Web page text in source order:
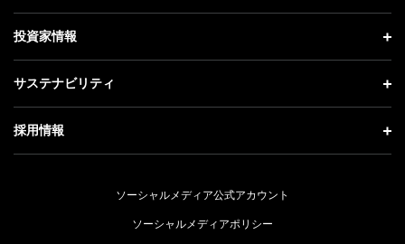
更新情報
記者説明会
社長メッセージ
事業紹介
ガバナンス
理念・ビジョン・戦略 トップ
成長戦略「Activate AI for Society」
人材戦略
投資家情報
投資家情報 トップ
経営方針
個人投資家の皆さまへ
サステナビリティ
サステナビリティ トップ
トップメッセージ
ESG方針・体制
採用情報
ソーシャルメディア公式アカウント
ソーシャルメディアポリシー